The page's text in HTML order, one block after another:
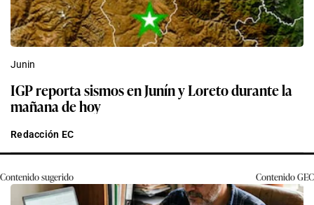
Junin
IGP reporta sismos en Junín y Loreto durante la
mañana de hoy
Redacción EC
Contenido sugerido ContenidoGEC